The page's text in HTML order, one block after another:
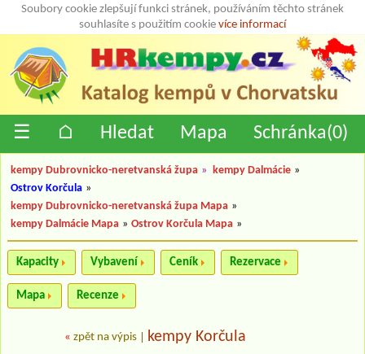
Soubory cookie zlepšují funkci stránek, používáním těchto stránek
souhlasíte s použitím cookie více informací
☰ ⌂ Hledat Mapa Schránka(0)
kempy Dubrovnicko-neretvanská župa » kempy Dalmácie »
Ostrov Korčula »
kempy Dubrovnicko-neretvanská župa Mapa »
kempy Dalmácie Mapa » Ostrov Korčula Mapa »
Kapacity Vybavení Ceník Rezervace
Mapa Recenze
« zpět na výpis kempy Korčula